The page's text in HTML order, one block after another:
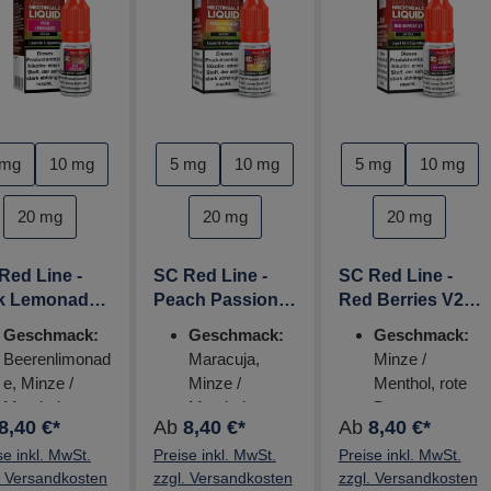
auswählen
10 mg
20 mg
Line -
Lemonade
Geschmack:
Beerenlimonad
e, Minze /
Menthol
Nikotinstärke:
0 mg, 5 mg,
10 mg, 20mg
€*
inkl. MwSt.
Versandkosten
Nikotinstärke auswählen
5 mg 10 mg
20 mg
SC Red Line -
Peach Passion
Liquid - 20mg
Geschmack:
Maracuja,
Minze /
Menthol,
Pfirsich
Nikotinstärke:
0 mg, 5 mg,
Ab 8,40 €*
Preise inkl. MwSt.
zzgl. Versandkosten
Nikotinstärke
5 mg 10 mg
20 mg
SC Red Line -
Red Berries V2
Geschmack:
Minze /
Menthol, rote
Beeren, rote
Früchte
Nikotinstärke:
0 mg, 5 mg,
Ab 8,40 €*
Preise inkl. MwSt.
zzgl. Versandkosten